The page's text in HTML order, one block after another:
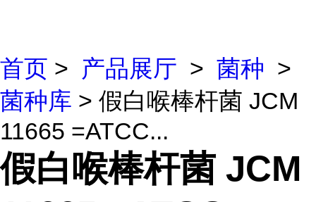
首页 > 产品展厅 > 菌种 >
菌种库 > 假白喉棒杆菌 JCM
11665 =ATCC...
假白喉棒杆菌 JCM